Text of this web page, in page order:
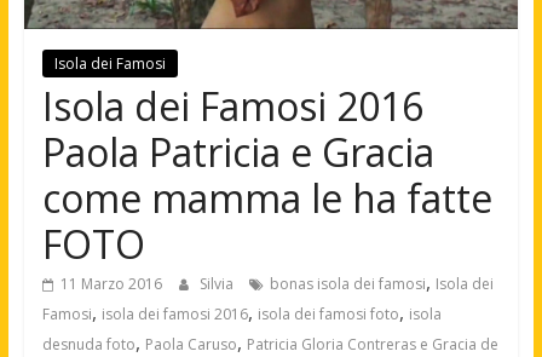
Isola dei Famosi
Isola dei Famosi 2016
Paola Patricia e Gracia
come mamma le ha fatte
FOTO
11 Marzo 2016 Silvia bonas isola dei famosi, Isola dei
Famosi, isola dei famosi 2016, isola dei famosi foto, isola
desnuda foto, Paola Caruso, Patricia Gloria Contreras e Gracia de